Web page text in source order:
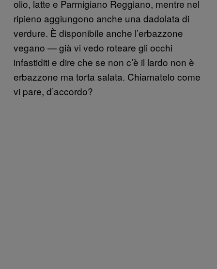
olio, latte e Parmigiano Reggiano, mentre nel
ripieno aggiungono anche una dadolata di
verdure. È disponibile anche l’erbazzone
vegano — già vi vedo roteare gli occhi
infastiditi e dire che se non c’è il lardo non è
erbazzone ma torta salata. Chiamatelo come
vi pare, d’accordo?